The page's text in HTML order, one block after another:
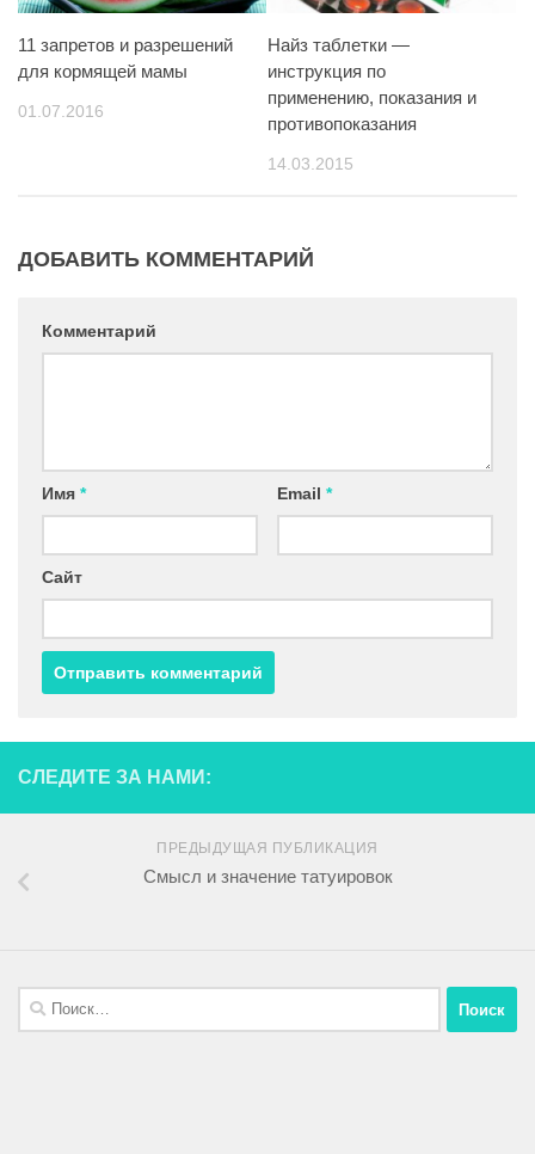
11 запретов и разрешений
для кормящей мамы
01.07.2016
Найз таблетки —
инструкция по
применению, показания и
противопоказания
14.03.2015
ДОБАВИТЬ КОММЕНТАРИЙ
Комментарий
Имя * Email *
Сайт
СЛЕДИТЕ ЗА НАМИ:
ПРЕДЫДУЩАЯ ПУБЛИКАЦИЯ
Смысл и значение татуировок